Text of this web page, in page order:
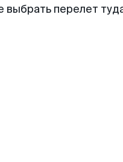
выбрать перелет